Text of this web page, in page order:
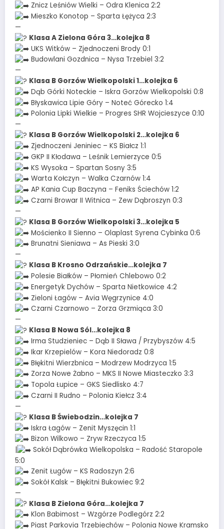
Znicz Leśniów Wielki – Odra Klenica 2:2
Mieszko Konotop – Sparta Łężyca 2:3
—
Klasa A Zielona Góra 3…kolejka 8
UKS Witków – Zjednoczeni Brody 0:1
Budowlani Gozdnica – Nysa Trzebiel 3:2
—
Klasa B Gorzów Wielkopolski 1…kolejka 6
Dąb Górki Noteckie – Iskra Gorzów Wielkopolski 0:8
Błyskawica Lipie Góry – Noteć Górecko 1:4
Polonia Lipki Wielkie – Progres SHR Wojcieszyce 0:10
—
Klasa B Gorzów Wielkopolski 2…kolejka 6
Zjednoczeni Jeniniec – KS Białcz 1:1
GKP II Kłodawa – Leśnik Lemierzyce 0:5
KS Wysoka – Spartan Sosny 3:5
Warta Kołczyn – Walka Czarnów 1:4
AP Kania Cup Baczyna – Feniks Ściechów 1:2
Czarni Browar II Witnica – Zew Dąbroszyn 0:3
—
Klasa B Gorzów Wielkopolski 3…kolejka 5
Mościenko II Sienno – Olaplast Syrena Cybinka 0:6
Brunatni Sieniawa – As Pieski 3:0
—
Klasa B Krosno Odrzańskie…kolejka 7
Polesie Białków – Płomień Chlebowo 0:2
Energetyk Dychów – Sparta Nietkowice 4:2
Zieloni Łagów – Avia Węgrzynice 4:0
Czarni Czarnowo – Zorza Grzmiąca 3:0
—
Klasa B Nowa Sól…kolejka 8
Irma Studzieniec – Dąb II Sława / Przybyszów 4:5
Ikar Krzepielów – Kora Niedoradz 0:8
Błękitni Wierzbnica – Modrzew Modrzyca 1:5
Zorza Nowe Żabno – MKS II Nowe Miasteczko 3:3
Topola Łupice – GKS Siedlisko 4:7
Czarni II Rudno – Polonia Kiełcz 3:4
—
Klasa B Świebodzin…kolejka 7
Iskra Łagów – Zenit Myszęcin 1:1
Bizon Wilkowo – Zryw Rzeczyca 1:5
Sokół Dąbrówka Wielkopolska – Radość Staropole
5:0
Zenit Ługów – KS Radoszyn 2:6
Sokół Kalsk – Błękitni Bukowiec 9:2
—
Klasa B Zielona Góra…kolejka 7
Klon Babimost – Wzgórze Podlegórz 2:2
Piast Parkovia Trzebiechów – Polonia Nowe Kramsko